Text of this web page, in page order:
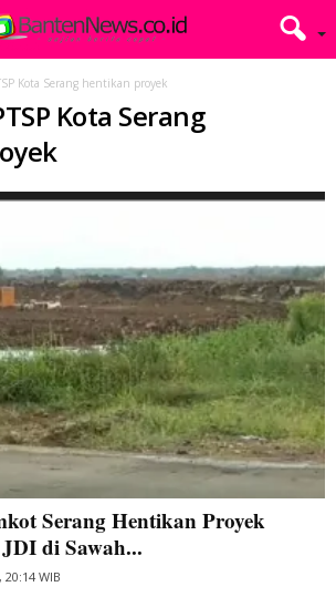
Kota Serang hentikan proyek
Kota Serang
Serang Hentikan Proyek
di Sawah...
WIB